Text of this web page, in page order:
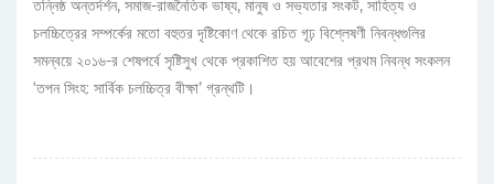
তন্নিষ্ঠ অন্তর্দর্শন, সমাজ-রাজনৈতিক ভাষ্য, মানুষ ও সভ্যতার সংকট, সাহিত্য ও
চলচ্চিত্রের সম্পর্কের মতো বহুতর দৃষ্টিকোণ থেকে রচিত গূঢ় বিশ্লেষণী নিবন্ধগুলির
সমন্বয়ে ২০১৬-র শেষপর্বে সৃষ্টিসুখ থেকে প্রকাশিত হয় আবেশের প্রথম নিবন্ধ সংকলন
‘তপন সিংহ: সার্বিক চলচ্চিত্র বীক্ষা’ গ্রন্থটি।